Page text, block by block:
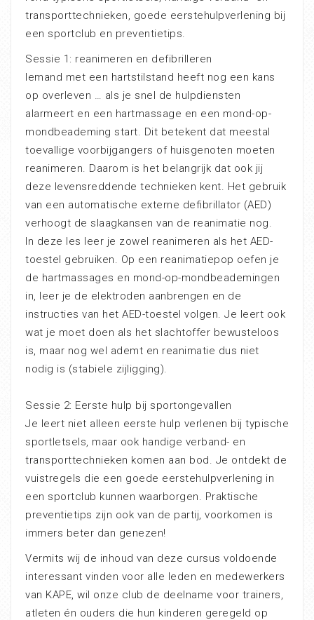
transporttechnieken, goede eerstehulpverlening bij
een sportclub en preventietips.
Sessie 1: reanimeren en defibrilleren
Iemand met een hartstilstand heeft nog een kans
op overleven … als je snel de hulpdiensten
alarmeert en een hartmassage en een mond-op-
mondbeademing start. Dit betekent dat meestal
toevallige voorbijgangers of huisgenoten moeten
reanimeren. Daarom is het belangrijk dat ook jij
deze levensreddende technieken kent. Het gebruik
van een automatische externe defibrillator (AED)
verhoogt de slaagkansen van de reanimatie nog.
In deze les leer je zowel reanimeren als het AED-
toestel gebruiken. Op een reanimatiepop oefen je
de hartmassages en mond-op-mondbeademingen
in, leer je de elektroden aanbrengen en de
instructies van het AED-toestel volgen. Je leert ook
wat je moet doen als het slachtoffer bewusteloos
is, maar nog wel ademt en reanimatie dus niet
nodig is (stabiele zijligging).
Sessie 2: Eerste hulp bij sportongevallen
Je leert niet alleen eerste hulp verlenen bij typische
sportletsels, maar ook handige verband- en
transporttechnieken komen aan bod. Je ontdekt de
vuistregels die een goede eerstehulpverlening in
een sportclub kunnen waarborgen. Praktische
preventietips zijn ook van de partij, voorkomen is
immers beter dan genezen!
Vermits wij de inhoud van deze cursus voldoende
interessant vinden voor alle leden en medewerkers
van KAPE, wil onze club de deelname voor trainers,
atleten én ouders die hun kinderen geregeld op